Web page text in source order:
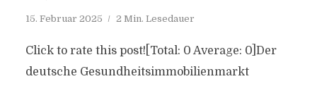
15. Februar 2025 2 Min. Lesedauer
Click to rate this post![Total: 0 Average: 0]Der
deutsche Gesundheitsimmobilienmarkt